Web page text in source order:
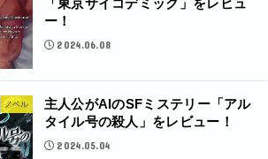
「東京サイコデミック」をレビュ
ー！
2024.06.08
ノベル
主人公がAIのSFミステリー「アル
タイル号の殺人」をレビュー！
2024.05.04